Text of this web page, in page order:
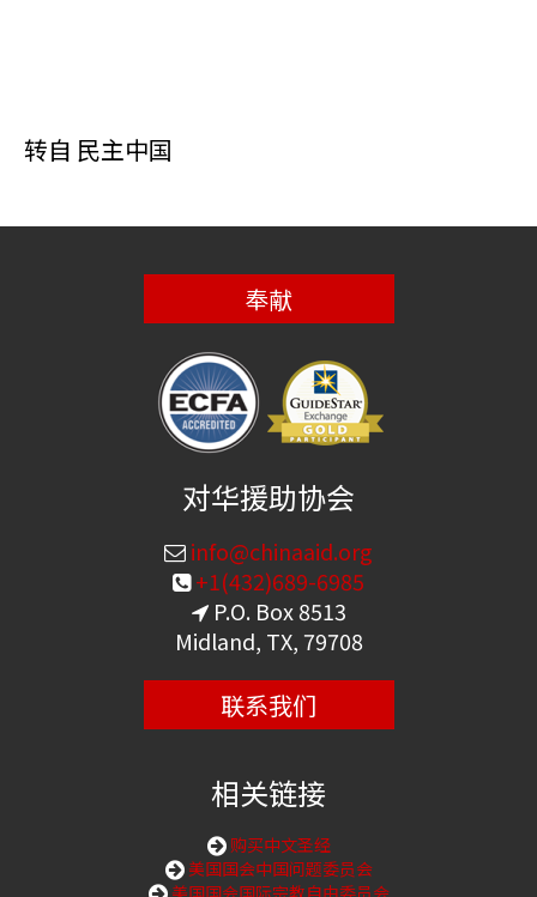
转自 民主中国
奉献
对华援助协会
info@chinaaid.org
+1(432)689-6985
P.O. Box 8513
Midland, TX, 79708
联系我们
相关链接
购买中文圣经
美国国会中国问题委员会
美国国会国际宗教自由委员会